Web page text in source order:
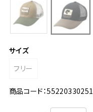
サイズ
フリー
商品コード：